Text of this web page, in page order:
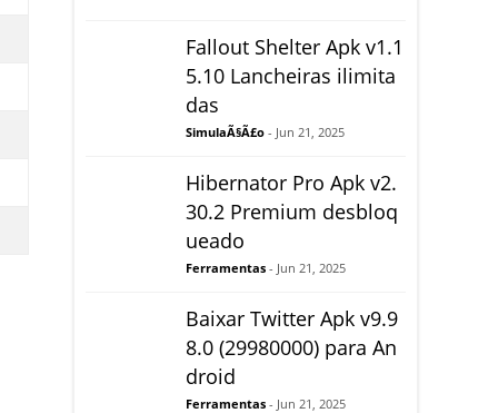
Fallout Shelter Apk v1.1
5.10 Lancheiras ilimita
das
SimulaÃ§Ã£o - Jun 21, 2025
Hibernator Pro Apk v2.
30.2 Premium desbloq
ueado
Ferramentas - Jun 21, 2025
Baixar Twitter Apk v9.9
8.0 (29980000) para An
droid
Ferramentas - Jun 21, 2025